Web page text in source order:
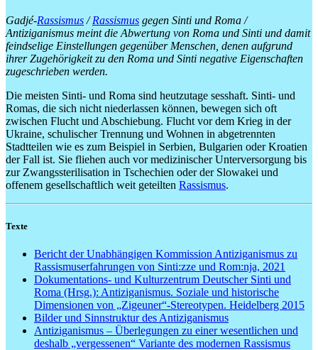
Gadjé-Rassismus /Rassismus gegen Sinti und Roma /
Antiziganismus meint die Abwertung von Roma und Sinti und damit
feindselige Einstellungen gegenüber Menschen, denen aufgrund
ihrer Zugehörigkeit zu den Roma und Sinti negative Eigenschaften
zugeschrieben werden.
Die meisten Sinti- und Roma sind heutzutage sesshaft. Sinti- und
Romas, die sich nicht niederlassen können, bewegen sich oft
zwischen Flucht und Abschiebung. Flucht vor dem Krieg in der
Ukraine, schulischer Trennung und Wohnen in abgetrennten
Stadtteilen wie es zum Beispiel in Serbien, Bulgarien oder Kroatien
der Fall ist. Sie fliehen auch vor medizinischer Unterversorgung bis
zur Zwangssterilisation in Tschechien oder der Slowakei und
offenem gesellschaftlich weit geteilten Rassismus.
Texte
Bericht der Unabhängigen Kommission Antiziganismus zu
Rassismuserfahrungen von Sinti:zze und Rom:nja, 2021
Dokumentations- und Kulturzentrum Deutscher Sinti und
Roma (Hrsg.): Antiziganismus. Soziale und historische
Dimensionen von „Zigeuner“-Stereotypen. Heidelberg 2015
Bilder und Sinnstruktur des Antiziganismus
Antiziganismus – Überlegungen zu einer wesentlichen und
deshalb „vergessenen“ Variante des modernen Rassismus